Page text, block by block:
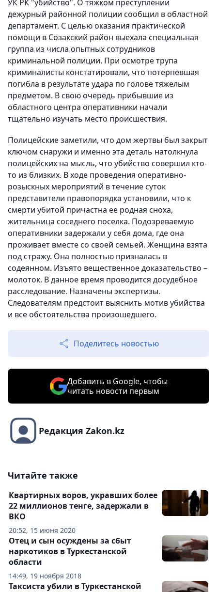
УК РК "убийство". О тяжком преступлении
дежурный районной полиции сообщил в областной
департамент. С целью оказания практической
помощи в Созакский район выехала специальная
группа из числа опытных сотрудников
криминальной полиции. При осмотре трупа
криминалисты констатировали, что потерпевшая
погибла в результате удара по голове тяжелым
предметом. В свою очередь прибывшие из
областного центра оперативники начали
тщательно изучать место происшествия.
Полицейские заметили, что дом жертвы был закрыт
ключом снаружи и именно эта деталь натолкнула
полицейских на мысль, что убийство совершил кто-
то из близких. В ходе проведения оперативно-
розыскных мероприятий в течение суток
представители правопорядка установили, что к
смерти убитой причастна ее родная сноха,
жительница соседнего поселка. Подозреваемую
оперативники задержали у себя дома, где она
проживает вместе со своей семьей. Женщина взята
под стражу. Она полностью призналась в
содеянном. Изъято вещественное доказательство –
молоток. В данное время проводится досудебное
расследование. Назначены экспертизы.
Следователям предстоит выяснить мотив убийства
и все обстоятельства произошедшего.
Поделитесь новостью
Добавить в Google, чтобы
читать новости первым
Редакция Zakon.kz
Читайте также
20:52, 15 июня 2020
Квартирных воров, укравших более
22 миллионов тенге, задержали в
ВКО
14:49, 19 ноября 2018
Отец и сын осуждены за сбыт
наркотиков в Туркестанской
области
Таксиста убили в Туркестанской